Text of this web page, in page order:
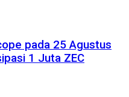
pada 25 Agustus
1 Juta ZEC